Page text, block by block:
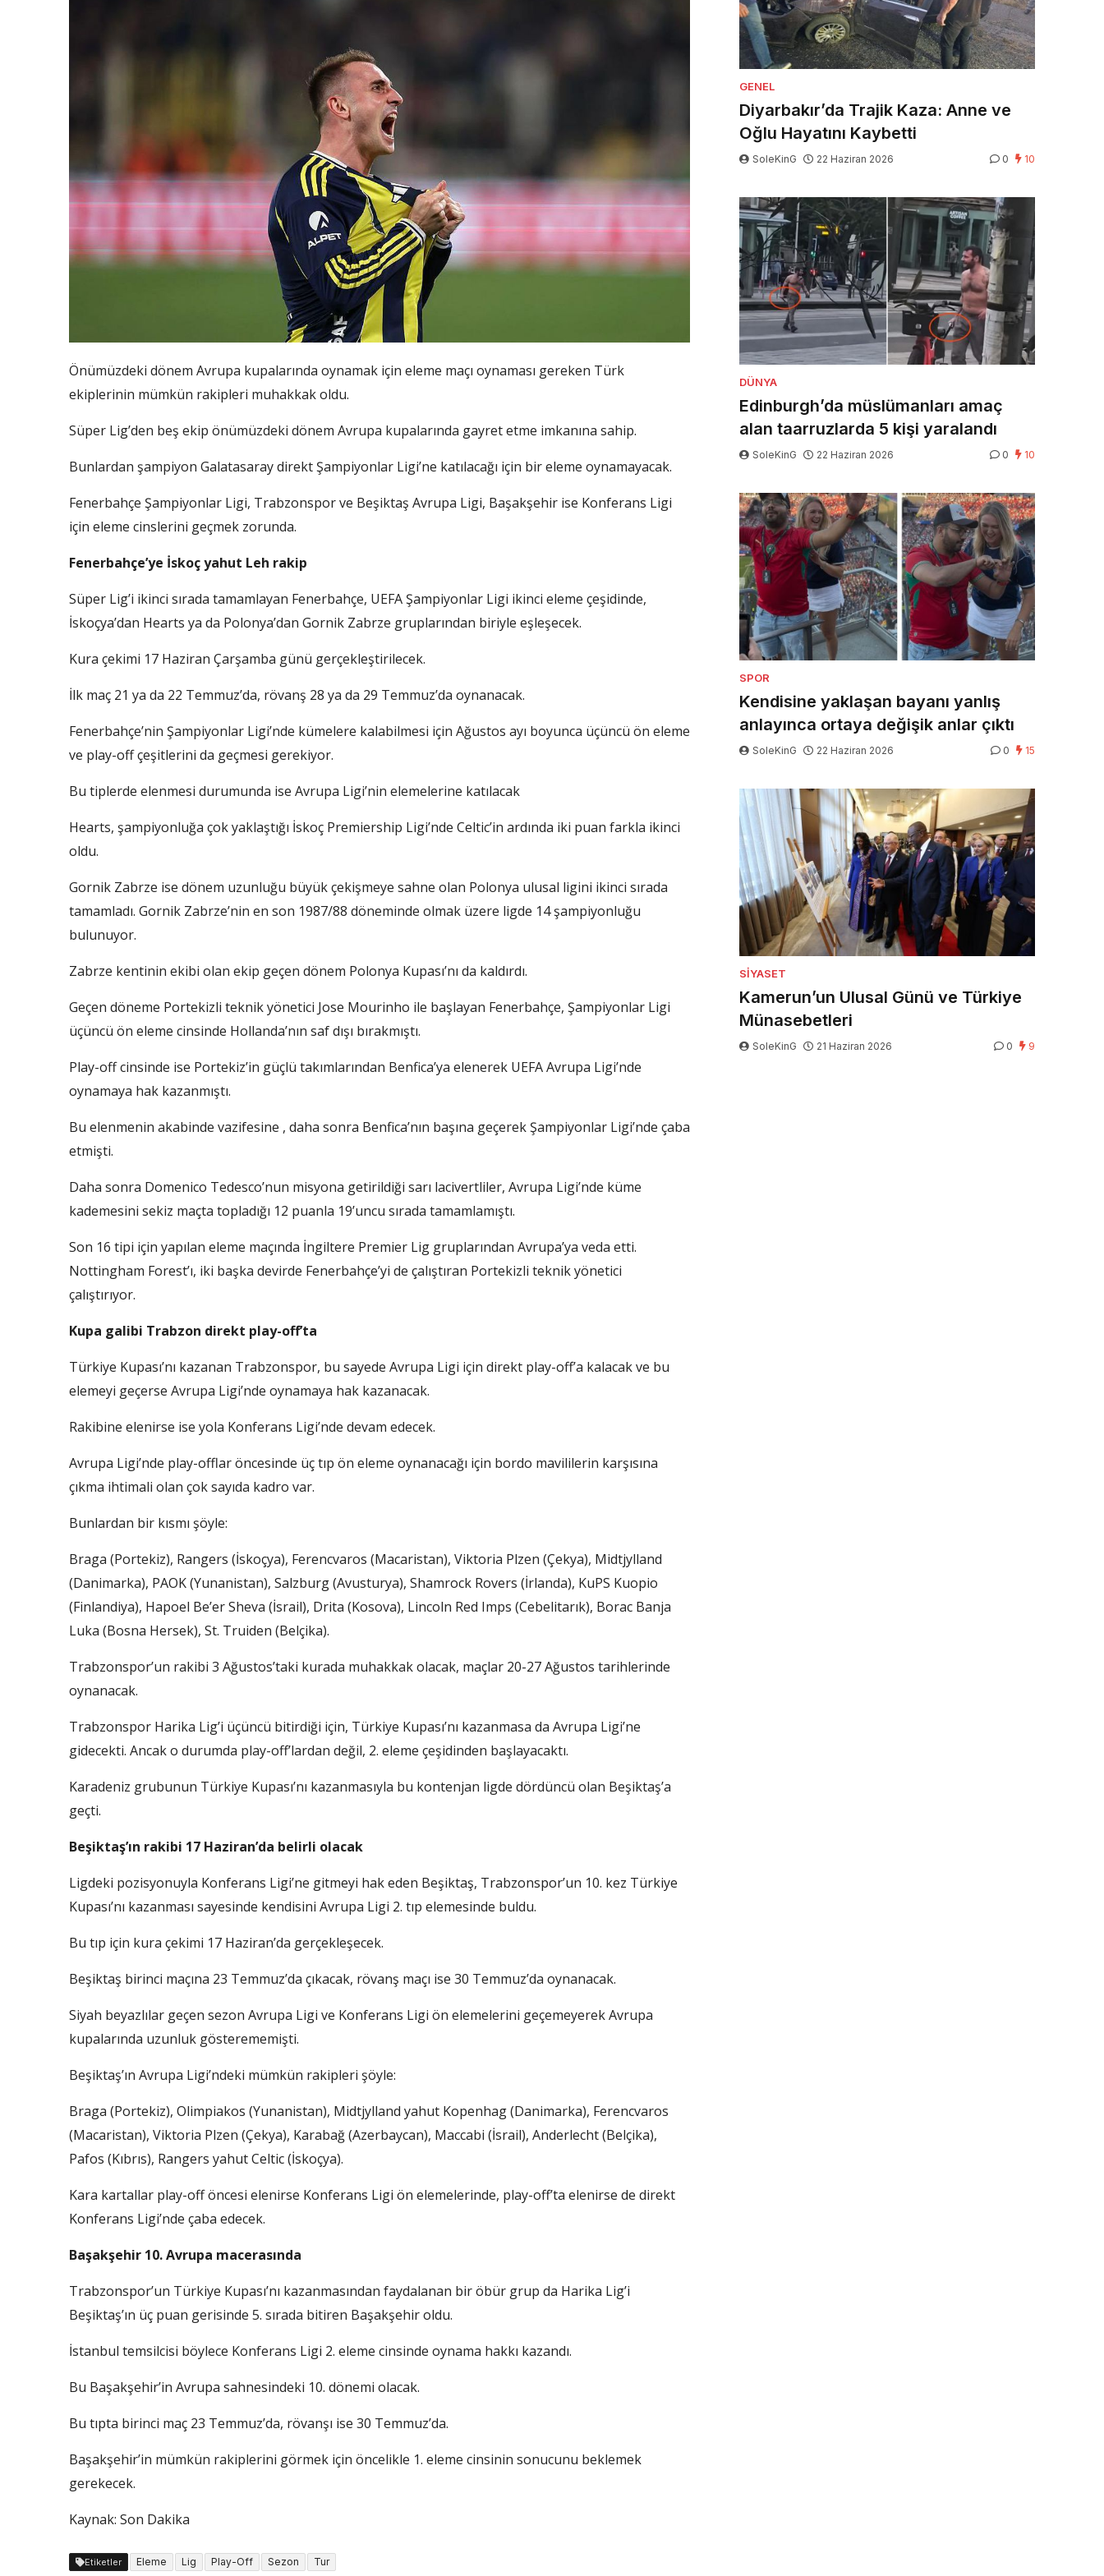
Önümüzdeki dönem Avrupa kupalarında oynamak için eleme maçı oynaması gereken Türk
ekiplerinin mümkün rakipleri muhakkak oldu.
Süper Lig’den beş ekip önümüzdeki dönem Avrupa kupalarında gayret etme imkanına sahip.
Bunlardan şampiyon Galatasaray direkt Şampiyonlar Ligi’ne katılacağı için bir eleme oynamayacak.
Fenerbahçe Şampiyonlar Ligi, Trabzonspor ve Beşiktaş Avrupa Ligi, Başakşehir ise Konferans Ligi
için eleme cinslerini geçmek zorunda.
Fenerbahçe’ye İskoç yahut Leh rakip
Süper Lig’i ikinci sırada tamamlayan Fenerbahçe, UEFA Şampiyonlar Ligi ikinci eleme çeşidinde,
İskoçya’dan Hearts ya da Polonya’dan Gornik Zabrze gruplarından biriyle eşleşecek.
Kura çekimi 17 Haziran Çarşamba günü gerçekleştirilecek.
İlk maç 21 ya da 22 Temmuz’da, rövanş 28 ya da 29 Temmuz’da oynanacak.
Fenerbahçe’nin Şampiyonlar Ligi’nde kümelere kalabilmesi için Ağustos ayı boyunca üçüncü ön eleme
ve play-off çeşitlerini da geçmesi gerekiyor.
Bu tiplerde elenmesi durumunda ise Avrupa Ligi’nin elemelerine katılacak
Hearts, şampiyonluğa çok yaklaştığı İskoç Premiership Ligi’nde Celtic’in ardında iki puan farkla ikinci
oldu.
Gornik Zabrze ise dönem uzunluğu büyük çekişmeye sahne olan Polonya ulusal ligini ikinci sırada
tamamladı. Gornik Zabrze’nin en son 1987/88 döneminde olmak üzere ligde 14 şampiyonluğu
bulunuyor.
Zabrze kentinin ekibi olan ekip geçen dönem Polonya Kupası’nı da kaldırdı.
Geçen döneme Portekizli teknik yönetici Jose Mourinho ile başlayan Fenerbahçe, Şampiyonlar Ligi
üçüncü ön eleme cinsinde Hollanda’nın saf dışı bırakmıştı.
Play-off cinsinde ise Portekiz’in güçlü takımlarından Benfica’ya elenerek UEFA Avrupa Ligi’nde
oynamaya hak kazanmıştı.
Bu elenmenin akabinde vazifesine , daha sonra Benfica’nın başına geçerek Şampiyonlar Ligi’nde çaba
etmişti.
Daha sonra Domenico Tedesco’nun misyona getirildiği sarı lacivertliler, Avrupa Ligi’nde küme
kademesini sekiz maçta topladığı 12 puanla 19’uncu sırada tamamlamıştı.
Son 16 tipi için yapılan eleme maçında İngiltere Premier Lig gruplarından Avrupa’ya veda etti.
Nottingham Forest’ı, iki başka devirde Fenerbahçe’yi de çalıştıran Portekizli teknik yönetici
çalıştırıyor.
Kupa galibi Trabzon direkt play-off’ta
Türkiye Kupası’nı kazanan Trabzonspor, bu sayede Avrupa Ligi için direkt play-off’a kalacak ve bu
elemeyi geçerse Avrupa Ligi’nde oynamaya hak kazanacak.
Rakibine elenirse ise yola Konferans Ligi’nde devam edecek.
Avrupa Ligi’nde play-offlar öncesinde üç tıp ön eleme oynanacağı için bordo mavililerin karşısına
çıkma ihtimali olan çok sayıda kadro var.
Bunlardan bir kısmı şöyle:
Braga (Portekiz), Rangers (İskoçya), Ferencvaros (Macaristan), Viktoria Plzen (Çekya), Midtjylland
(Danimarka), PAOK (Yunanistan), Salzburg (Avusturya), Shamrock Rovers (İrlanda), KuPS Kuopio
(Finlandiya), Hapoel Be’er Sheva (İsrail), Drita (Kosova), Lincoln Red Imps (Cebelitarık), Borac Banja
Luka (Bosna Hersek), St. Truiden (Belçika).
Trabzonspor’un rakibi 3 Ağustos’taki kurada muhakkak olacak, maçlar 20-27 Ağustos tarihlerinde
oynanacak.
Trabzonspor Harika Lig’i üçüncü bitirdiği için, Türkiye Kupası’nı kazanmasa da Avrupa Ligi’ne
gidecekti. Ancak o durumda play-off’lardan değil, 2. eleme çeşidinden başlayacaktı.
Karadeniz grubunun Türkiye Kupası’nı kazanmasıyla bu kontenjan ligde dördüncü olan Beşiktaş’a
geçti.
Beşiktaş’ın rakibi 17 Haziran’da belirli olacak
Ligdeki pozisyonuyla Konferans Ligi’ne gitmeyi hak eden Beşiktaş, Trabzonspor’un 10. kez Türkiye
Kupası’nı kazanması sayesinde kendisini Avrupa Ligi 2. tıp elemesinde buldu.
Bu tıp için kura çekimi 17 Haziran’da gerçekleşecek.
Beşiktaş birinci maçına 23 Temmuz’da çıkacak, rövanş maçı ise 30 Temmuz’da oynanacak.
Siyah beyazlılar geçen sezon Avrupa Ligi ve Konferans Ligi ön elemelerini geçemeyerek Avrupa
kupalarında uzunluk gösterememişti.
Beşiktaş’ın Avrupa Ligi’ndeki mümkün rakipleri şöyle:
Braga (Portekiz), Olimpiakos (Yunanistan), Midtjylland yahut Kopenhag (Danimarka), Ferencvaros
(Macaristan), Viktoria Plzen (Çekya), Karabağ (Azerbaycan), Maccabi (İsrail), Anderlecht (Belçika),
Pafos (Kıbrıs), Rangers yahut Celtic (İskoçya).
Kara kartallar play-off öncesi elenirse Konferans Ligi ön elemelerinde, play-off’ta elenirse de direkt
Konferans Ligi’nde çaba edecek.
Başakşehir 10. Avrupa macerasında
Trabzonspor’un Türkiye Kupası’nı kazanmasından faydalanan bir öbür grup da Harika Lig’i
Beşiktaş’ın üç puan gerisinde 5. sırada bitiren Başakşehir oldu.
İstanbul temsilcisi böylece Konferans Ligi 2. eleme cinsinde oynama hakkı kazandı.
Bu Başakşehir’in Avrupa sahnesindeki 10. dönemi olacak.
Bu tıpta birinci maç 23 Temmuz’da, rövanşı ise 30 Temmuz’da.
Başakşehir’in mümkün rakiplerini görmek için öncelikle 1. eleme cinsinin sonucunu beklemek
gerekecek.
Kaynak: Son Dakika
Etiketler Eleme Lig Play-Off Sezon Tur
GENEL
Diyarbakır’da Trajik Kaza: Anne ve
Oğlu Hayatını Kaybetti
SoleKinG 22 Haziran 2026 0 10
DÜNYA
Edinburgh’da müslümanları amaç
alan taarruzlarda 5 kişi yaralandı
SoleKinG 22 Haziran 2026 0 10
SPOR
Kendisine yaklaşan bayanı yanlış
anlayınca ortaya değişik anlar çıktı
SoleKinG 22 Haziran 2026 0 15
SIYASET
Kamerun’un Ulusal Günü ve Türkiye
Münasebetleri
SoleKinG 21 Haziran 2026 0 9